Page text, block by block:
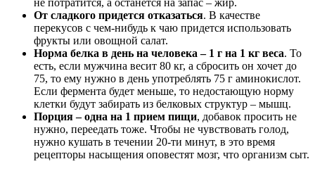
не потратится, а останется на запас – жир.
От сладкого придется отказаться. В качестве
перекусов с чем-нибудь к чаю придется использовать
фрукты или овощной салат.
Норма белка в день на человека – 1 г на 1 кг веса. То
есть, если мужчина весит 80 кг, а сбросить он хочет до
75, то ему нужно в день употреблять 75 г аминокислот.
Если фермента будет меньше, то недостающую норму
клетки будут забирать из белковых структур – мышц.
Порция – одна на 1 прием пищи, добавок просить не
нужно, переедать тоже. Чтобы не чувствовать голод,
нужно кушать в течении 20-ти минут, в это время
рецепторы насыщения оповестят мозг, что организм сыт.